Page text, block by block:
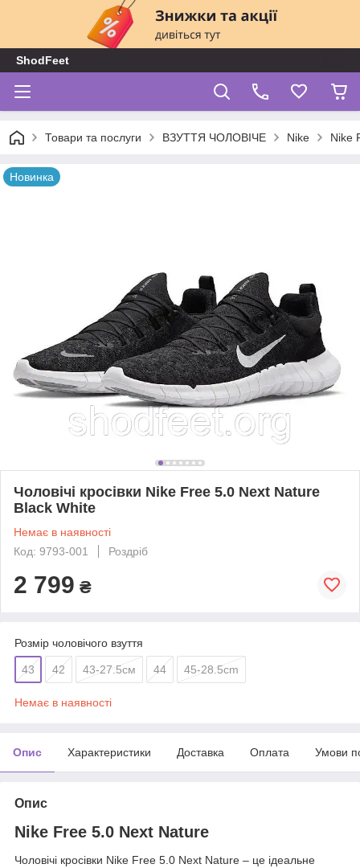
ShodFeet
Товари та послуги ВЗУТТЯ ЧОЛОВІЧЕ Nike Nike
Новинка
Чоловічі кросівки Nike Free 5.0 Next Nature
Black White
Немає в наявності
Код: 9793-001
Роздріб
2 799 ₴
Розмір чоловічого взуття
43 42 43-27.5см 44 45-28.5cm
Немає в наявності
Опис Характеристики Доставка Оплата Умови
Опис
Nike Free 5.0 Next Nature
Чоловічі кросівки Nike Free 5.0 Next Nature – це ідеальне